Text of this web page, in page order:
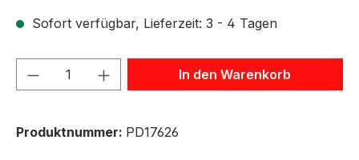
Sofort verfügbar, Lieferzeit: 3 - 4 Tagen
Produkt Anzahl: Gib denIn den Warenkorb
Produktnummer: PD17626